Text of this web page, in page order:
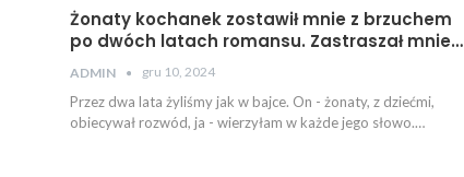
Żonaty kochanek zostawił mnie z brzuchem
po dwóch latach romansu. Zastraszał mnie…
ADMIN gru 10, 2024
Przez dwa lata żyliśmy jak w bajce. On - żonaty, z dziećmi,
obiecywał rozwód, ja - wierzyłam w każde jego słowo.…